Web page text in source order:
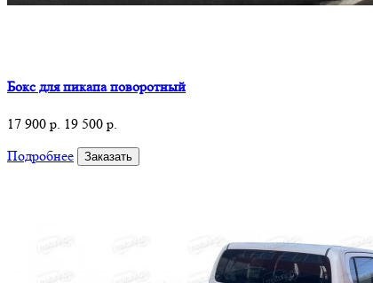
Бокс для пикапа поворотный
17 900 р. 19 500 р.
Подробнее
Заказать